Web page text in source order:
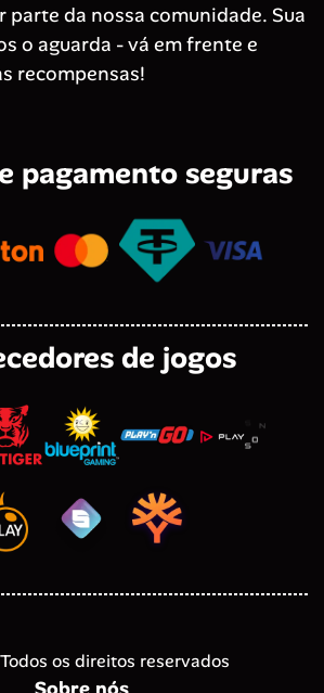
parte da nossa comunidade. Sua
o aguarda - vá em frente e
recompensas!
pagamento seguras
de jogos
os direitos reservados